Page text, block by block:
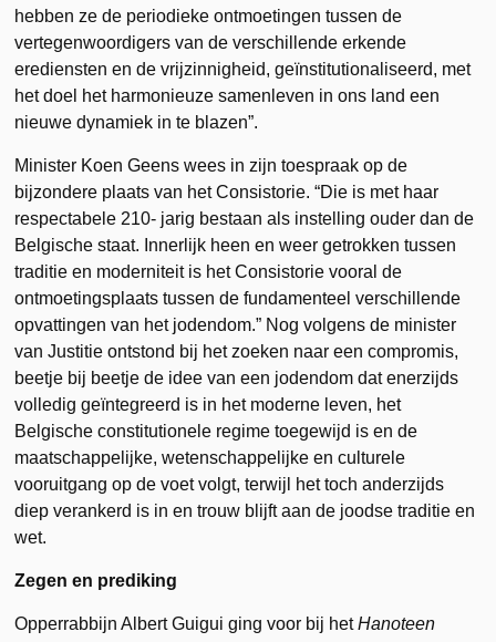
hebben ze de periodieke ontmoetingen tussen de
vertegenwoordigers van de verschillende erkende
erediensten en de vrijzinnigheid, geïnstitutionaliseerd, met
het doel het harmonieuze samenleven in ons land een
nieuwe dynamiek in te blazen”.
Minister Koen Geens wees in zijn toespraak op de
bijzondere plaats van het Consistorie. “Die is met haar
respectabele 210- jarig bestaan als instelling ouder dan de
Belgische staat. Innerlijk heen en weer getrokken tussen
traditie en moderniteit is het Consistorie vooral de
ontmoetingsplaats tussen de fundamenteel verschillende
opvattingen van het jodendom.” Nog volgens de minister
van Justitie ontstond bij het zoeken naar een compromis,
beetje bij beetje de idee van een jodendom dat enerzijds
volledig geïntegreerd is in het moderne leven, het
Belgische constitutionele regime toegewijd is en de
maatschappelijke, wetenschappelijke en culturele
vooruitgang op de voet volgt, terwijl het toch anderzijds
diep verankerd is in en trouw blijft aan de joodse traditie en
wet.
Zegen en prediking
Opperrabbijn Albert Guigui ging voor bij hetHanoteen